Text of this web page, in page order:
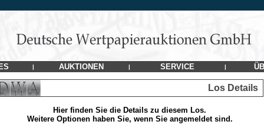
| AUKTIONEN | SERVICE |
Los Details
Hier finden Sie die Details zu diesem Los.
Weitere Optionen haben Sie, wenn Sie angemeldet sind.